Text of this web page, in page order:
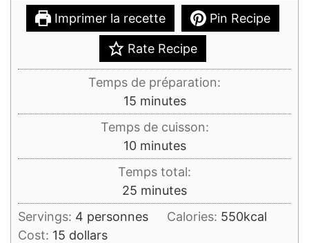
Imprimer la recette Pin Recipe
Rate Recipe
Temps de préparation:
15minutes
minutes
Temps de cuisson:
10minutes
minutes
Temps total:
25 minutes
minutes
Servings: 4 personnes Calories: 550kcal
Cost: 15 dollars